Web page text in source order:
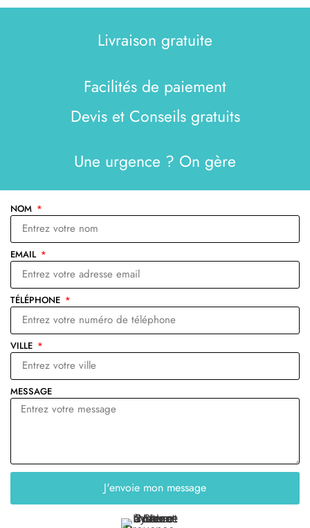
Livraison gratuite
Facilités de paiement
Devis et Conseils gratuits
Une urgence ? On gère
NOM
EMAIL
TÉLÉPHONE
VILLE
MESSAGE
J'envoie mon message